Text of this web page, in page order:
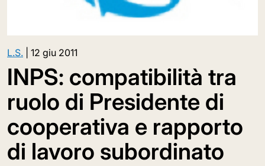
L.S. 12 giu 2011
INPS: compatibilità tra
ruolo di Presidente di
cooperativa e rapporto
di lavoro subordinato